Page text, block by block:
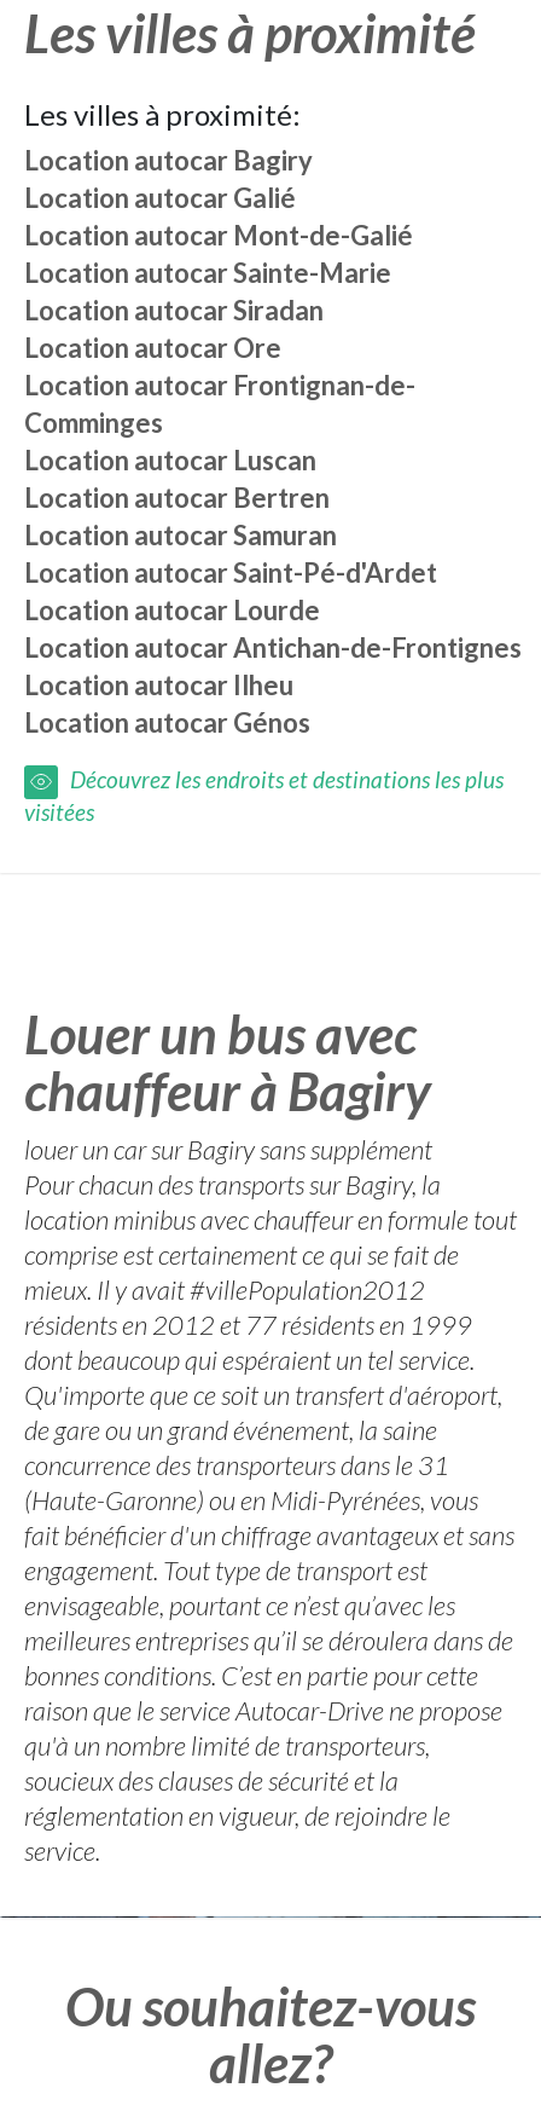
Les villes à proximité
Les villes à proximité:
Location autocar Bagiry
Location autocarGalié
Location autocar Mont-de-Galié
Location autocarSainte-Marie
Location autocarSiradan
Location autocarOre
Location autocar Frontignan-de-
Comminges
Location autocar Luscan
Location autocar Bertren
Location autocarSamuran
Location autocarSaint-Pé-d'Ardet
Location autocar Lourde
Location autocarAntichan-de-Frontignes
Location autocar Ilheu
Location autocarGénos
Découvrez les endroits et destinations les plus
visitées
Louer un bus avec
chauffeur à Bagiry
louer un car sur Bagiry sans supplément
Pour chacun des transports sur Bagiry, la
location minibus avec chauffeur en formule tout
comprise est certainement ce qui se fait de
mieux. Il y avait #villePopulation2012
résidents en 2012 et 77 résidents en 1999
dont beaucoup qui espéraient un tel service.
Qu'importe que ce soit un transfert d'aéroport,
de gare ou un grand événement, la saine
concurrence des transporteurs dans le 31
(Haute-Garonne) ou en Midi-Pyrénées, vous
fait bénéficier d'un chiffrage avantageux et sans
engagement. Tout type de transport est
envisageable, pourtant ce n’est qu’avec les
meilleures entreprises qu’il se déroulera dans de
bonnes conditions. C’est en partie pour cette
raison que le service Autocar-Drive ne propose
qu'à un nombre limité de transporteurs,
soucieux des clauses de sécurité et la
réglementation en vigueur, de rejoindre le
service.
Ou souhaitez-vous
allez?